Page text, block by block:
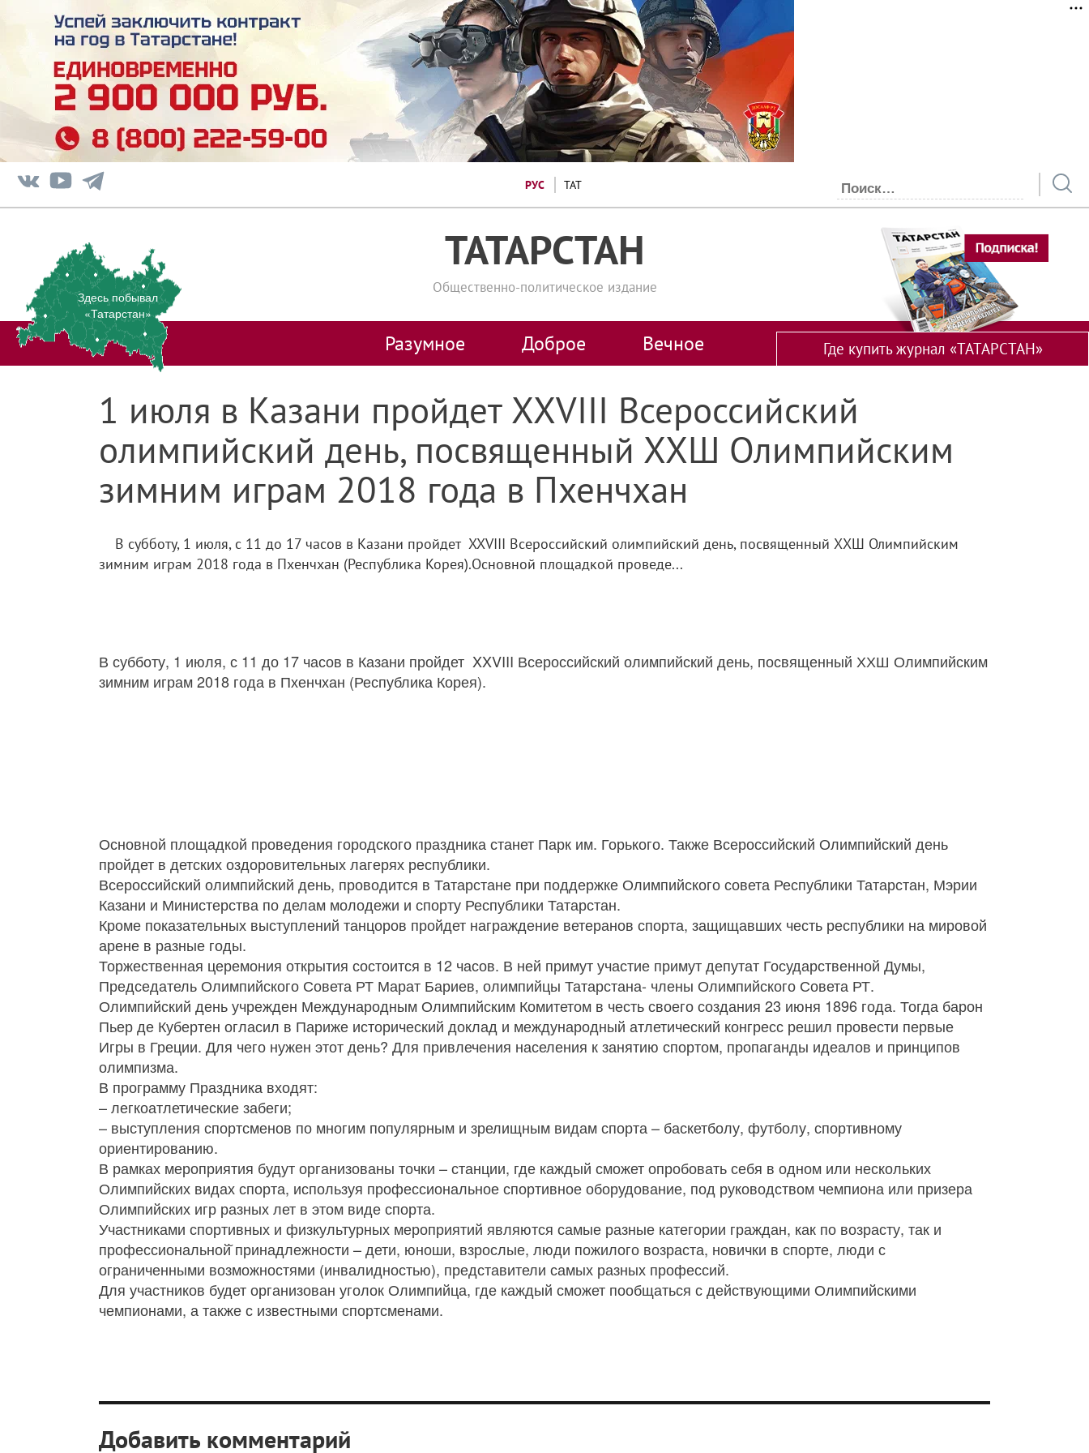
РУС ТАТ
ТАТАРСТАН
Общественно-политическое издание
Здесь побывал
«Татарстан»
Разумное Доброе Вечное Где купить журнал «ТАТАРСТАН»
1 июля в Казани пройдет XXVIII Всероссийский
олимпийский день, посвященный ХХШ Олимпийским
зимним играм 2018 года в Пхенчхан
В субботу, 1 июля, с 11 до 17 часов в Казани пройдет XXVIII Всероссийский олимпийский день, посвященный ХХШ Олимпийским
зимним играм 2018 года в Пхенчхан (Республика Корея).Основной площадкой проведе...
В субботу, 1 июля, с 11 до 17 часов в Казани пройдет XXVIII Всероссийский олимпийский день, посвященный ХХШ Олимпийским
зимним играм 2018 года в Пхенчхан (Республика Корея).
Основной площадкой проведения городского праздника станет Парк им. Горького. Также Всероссийский Олимпийский день
пройдет в детских оздоровительных лагерях республики.
Всероссийский олимпийский день, проводится в Татарстане при поддержке Олимпийского совета Республики Татарстан, Мэрии
Казани и Министерства по делам молодежи и спорту Республики Татарстан.
Кроме показательных выступлений танцоров пройдет награждение ветеранов спорта, защищавших честь республики на мировой
арене в разные годы.
Торжественная церемония открытия состоится в 12 часов. В ней примут участие примут депутат Государственной Думы,
Председатель Олимпийского Совета РТ Марат Бариев, олимпийцы Татарстана- члены Олимпийского Совета РТ.
Олимпийский день учрежден Международным Олимпийским Комитетом в честь своего создания 23 июня 1896 года. Тогда барон
Пьер де Кубертен огласил в Париже исторический доклад и международный атлетический конгресс решил провести первые
Игры в Греции. Для чего нужен этот день? Для привлечения населения к занятию спортом, пропаганды идеалов и принципов
олимпизма.
В программу Праздника входят:
– легкоатлетические забеги;
– выступления спортсменов по многим популярным и зрелищным видам спорта – баскетболу, футболу, спортивному
ориентированию.
В рамках мероприятия будут организованы точки – станции, где каждый сможет опробовать себя в одном или нескольких
Олимпийских видах спорта, используя профессиональное спортивное оборудование, под руководством чемпиона или призера
Олимпийских игр разных лет в этом виде спорта.
Участниками спортивных и физкультурных мероприятий являются самые разные категории граждан, как по возрасту, так и
профессиональной̆ принадлежности – дети, юноши, взрослые, люди пожилого возраста, новички в спорте, люди с
ограниченными возможностями (инвалидностью), представители самых разных профессий.
Для участников будет организован уголок Олимпийца, где каждый сможет пообщаться с действующими Олимпийскими
чемпионами, а также с известными спортсменами.
Добавить комментарий